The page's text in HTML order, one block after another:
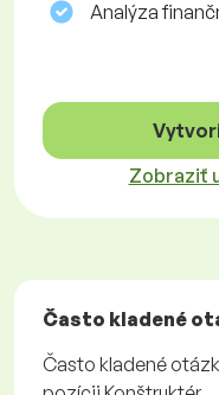
Analýza
Zobraziť
Často kladené
Často kladené